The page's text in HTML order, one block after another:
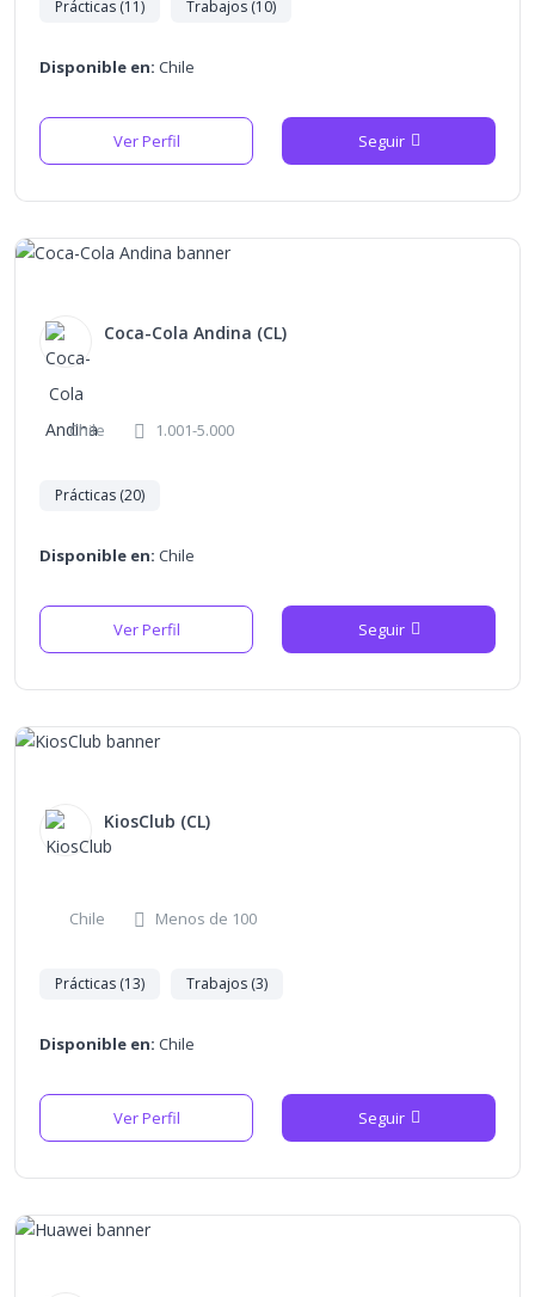
Prácticas (11) Trabajos (10)
Disponible en: Chile
Ver Perfil Seguir
Coca-Cola Andina (CL)
Chile 1.001-5.000
Prácticas (20)
Disponible en: Chile
Ver Perfil Seguir
KiosClub (CL)
Chile Menos de 100
Prácticas (13) Trabajos (3)
Disponible en: Chile
Ver Perfil Seguir